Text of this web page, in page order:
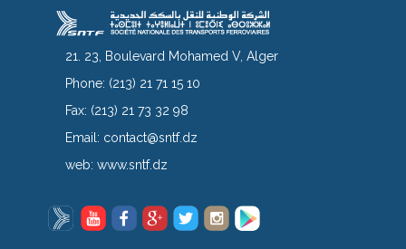
21. 23, Boulevard Mohamed V, Alger
Phone: (213) 21 71 15 10
Fax: (213) 21 73 32 98
Email: contact@sntf.dz
web:www.sntf.dz